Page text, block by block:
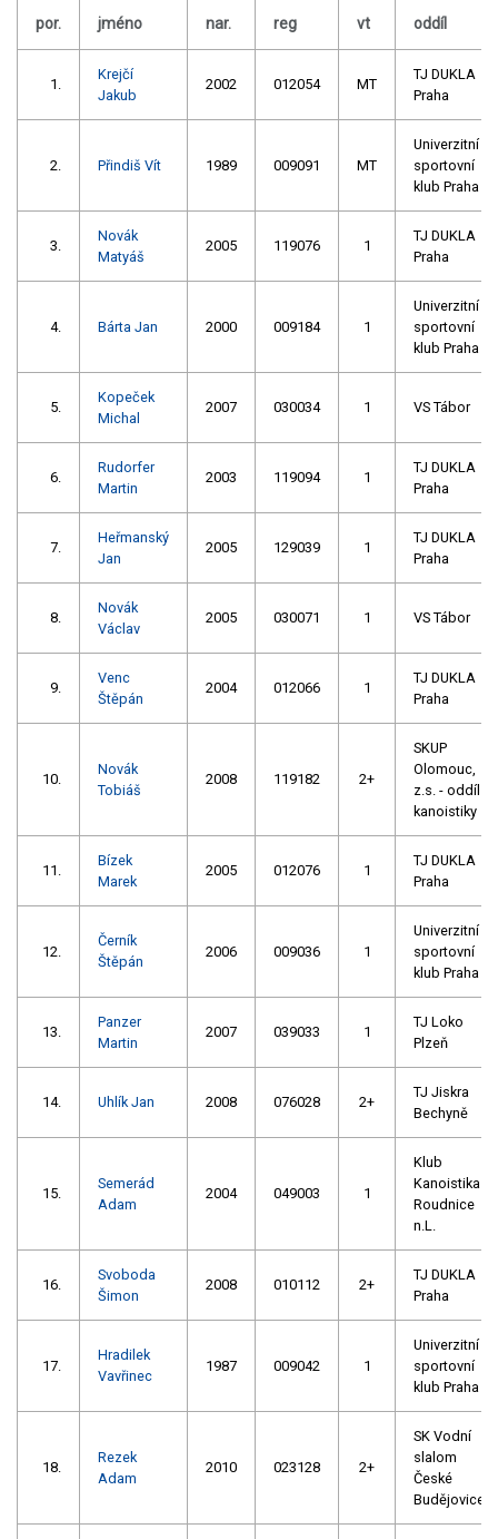
por. jméno nar. reg vt oddíl
1.
Krejčí
Jakub
2002 012054 MT
TJ DUKLA
Praha
2. Přindiš Vít 1989 009091 MT
Univerzitní
sportovní
klub Praha
3.
Novák
Matyáš
2005 119076 1
TJ DUKLA
Praha
4. Bárta Jan 2000 009184 1
Univerzitní
sportovní
klub Praha
5.
Kopeček
Michal
2007 030034 1 VS Tábor
6.
Rudorfer
Martin
2003 119094 1
TJ DUKLA
Praha
7.
Heřmanský
Jan
2005 129039 1
TJ DUKLA
Praha
8.
Novák
Václav
2005 030071 1 VS Tábor
9.
Venc
Štěpán
2004 012066 1
TJ DUKLA
Praha
10.
Novák
Tobiáš
2008 119182 2+
SKUP
Olomouc,
z.s. - oddíl
kanoistiky
11.
Bízek
Marek
2005 012076 1
TJ DUKLA
Praha
12.
Černík
Štěpán
2006 009036 1
Univerzitní
sportovní
klub Praha
13.
Panzer
Martin
2007 039033 1
TJ Loko
Plzeň
14. Uhlík Jan 2008 076028 2+
TJ Jiskra
Bechyně
15.
Semerád
Adam
2004 049003 1
Klub
Kanoistika
Roudnice
n.L.
16.
Svoboda
Šimon
2008 010112 2+
TJ DUKLA
Praha
17.
Hradilek
Vavřinec
1987 009042 1
Univerzitní
sportovní
klub Praha
18.
Rezek
Adam
2010 023128 2+
SK Vodní
slalom
České
Budějovice